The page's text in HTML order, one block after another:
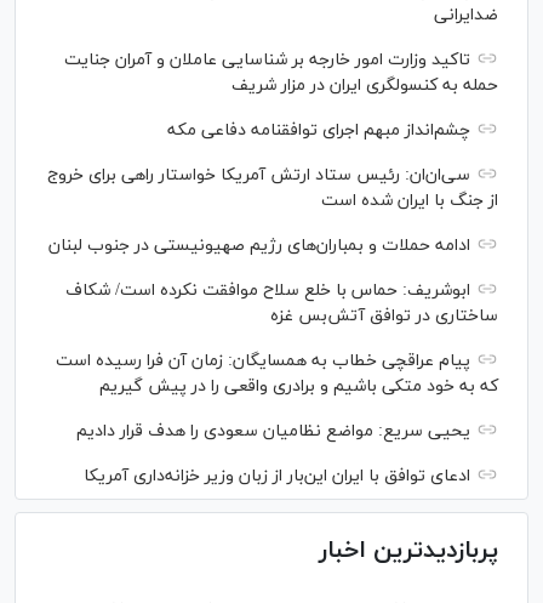
ضدایرانی
تاکید وزارت امور خارجه بر شناسایی عاملان و آمران جنایت
حمله به کنسولگری ایران در مزار شریف
چشم‌انداز مبهم اجرای توافقنامه دفاعی مکه
سی‌ان‌‌ان: رئیس ستاد ارتش آمریکا خواستار راهی برای خروج
از جنگ با ایران شده است
ادامه حملات و بمباران‌های رژیم صهیونیستی در جنوب لبنان
ابوشریف: حماس با خلع سلاح موافقت نکرده است/ شکاف
ساختاری در توافق آتش‌‎بس غزه
پیام عراقچی خطاب به همسایگان: زمان آن فرا رسیده است
که به خود متکی باشیم و برادری واقعی را در پیش گیریم
یحیی سریع: مواضع نظامیان سعودی را هدف قرار دادیم
ادعای توافق با ایران این‌بار از زبان وزیر خزانه‌داری آمریکا
پربازدیدترین اخبار